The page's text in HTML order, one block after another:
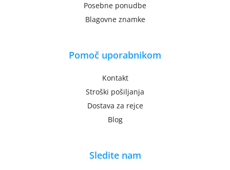
Posebne ponudbe
Blagovne znamke
Pomoč uporabnikom
Kontakt
Stroški pošiljanja
Dostava za rejce
Blog
Sledite nam